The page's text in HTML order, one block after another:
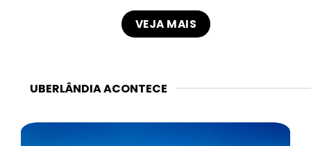
VEJA MAIS
UBERLÂNDIA ACONTECE